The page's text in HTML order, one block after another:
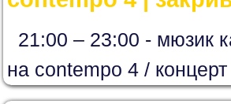
21:00 – 23:00 - мюзик
на contempo 4 /